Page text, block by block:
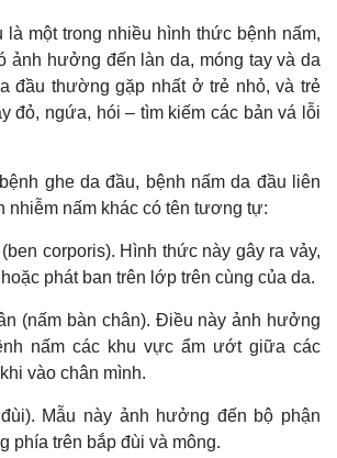
là một trong nhiều hình thức bệnh nấm,
ảnh hưởng đến làn da, móng tay và da
đầu thường gặp nhất ở trẻ nhỏ, và trẻ
đỏ, ngứa, hói – tìm kiếm các bản vá lỗi
ghe da đầu, bệnh nấm da đầu liên
nhiễm nấm khác có tên tương tự:
corporis). Hình thức này gây ra vảy,
phát ban trên lớp trên cùng của da.
(nấm bàn chân). Điều này ảnh hưởng
nấm các khu vực ẩm ướt giữa các
vào chân mình.
Mẫu này ảnh hưởng đến bộ phận
phía trên bắp đùi và mông.